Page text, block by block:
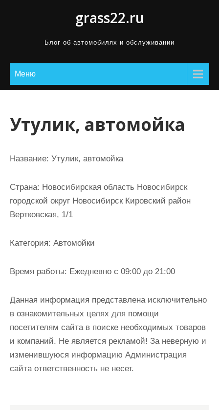
а
grass22.ru
Блог об автомобилях и обслуживании
Меню
Утулик, автомойка
Название: Утулик, автомойка
Страна: Новосибирская область Новосибирск
городской округ Новосибирск Кировский район
Вертковская, 1/1
Категория: Автомойки
Время работы: Ежедневно с 09:00 до 21:00
Данная информация представлена исключительно
в ознакомительных целях для помощи
посетителям сайта в поиске необходимых товаров
и компаний. Не является рекламой! За неверную и
изменившуюся информацию Администрация
сайта ответственность не несет.